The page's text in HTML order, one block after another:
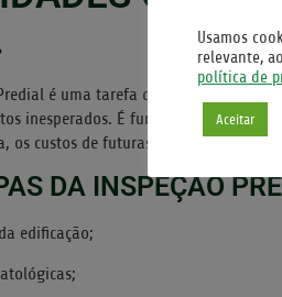
é uma tarefa que deve ser
inesperados. É fundamental à
os custos de futuras reformas já sejam
DA INSPEÇÃO
edificação;
Usamos
relevante,
política de
Aceitar